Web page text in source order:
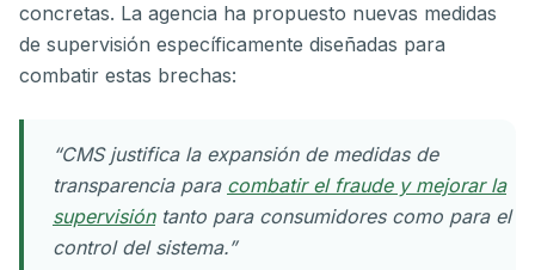
concretas. La agencia ha propuesto nuevas medidas
de supervisión específicamente diseñadas para
combatir estas brechas:
“CMS justifica la expansión de medidas de
transparencia para combatir el fraude y mejorar la
supervisióntanto para consumidores como para el
control del sistema.”